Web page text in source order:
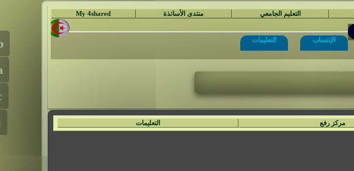
التعليم الجامعي منتدى الأساتذة My 4shared
الإنتساب
التعليمات
مركز رفع التعليمات